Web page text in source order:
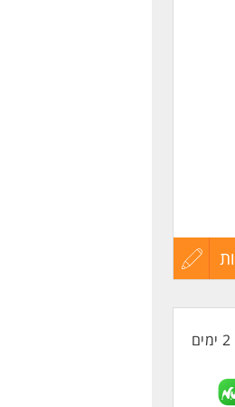
עדכון
2 ימים